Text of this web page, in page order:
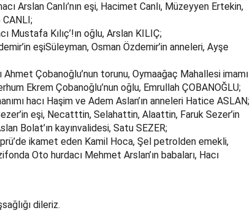
Arslan Canlı’nın eşi, Hacimet Canlı, Müzeyyen Ertekin,
CANLI;
Mustafa Kılıç’!ın oğlu, Arslan KILIÇ;
eşiSüleyman, Osman Özdemir’in anneleri, Ayşe
Çobanoğlu’nun torunu, Oymaağaç Mahallesi imamı
Ekrem Çobanoğlu’nun oğlu, Emrullah ÇOBANOĞLU;
hacı Haşim ve Adem Aslan’ın anneleri Hatice ASLAN;
eşi, Necatttin, Selahattin, Alaattin, Faruk Sezer’in
Bolat’ın kayınvalidesi, Satu SEZER;
ikamet eden Kamil Hoca, Şel petrolden emekli,
Oto hurdacı Mehmet Arslan’ın babaları, Hacı
dileriz.